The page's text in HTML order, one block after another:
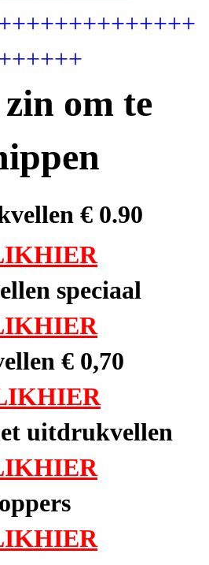
zin om te
€ 0.90
speciaal
€ 0,70
uitdrukvellen
toppers